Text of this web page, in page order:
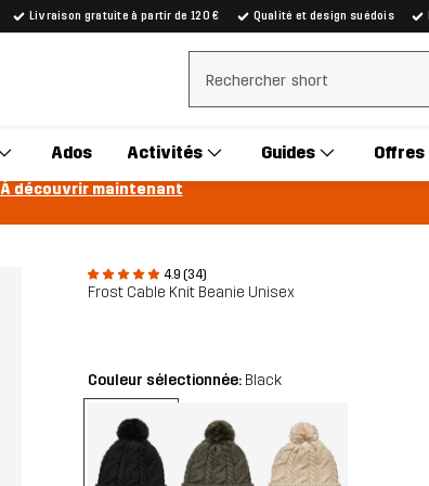
Livraison gratuite à partir de 120 € Qualité et design suédois
Effacer la recherche
Ados Activités Guides Offres
À découvrir maintenant
4.9 (34)
Frost Cable Knit Beanie Unisex
Couleur sélectionnée: Black